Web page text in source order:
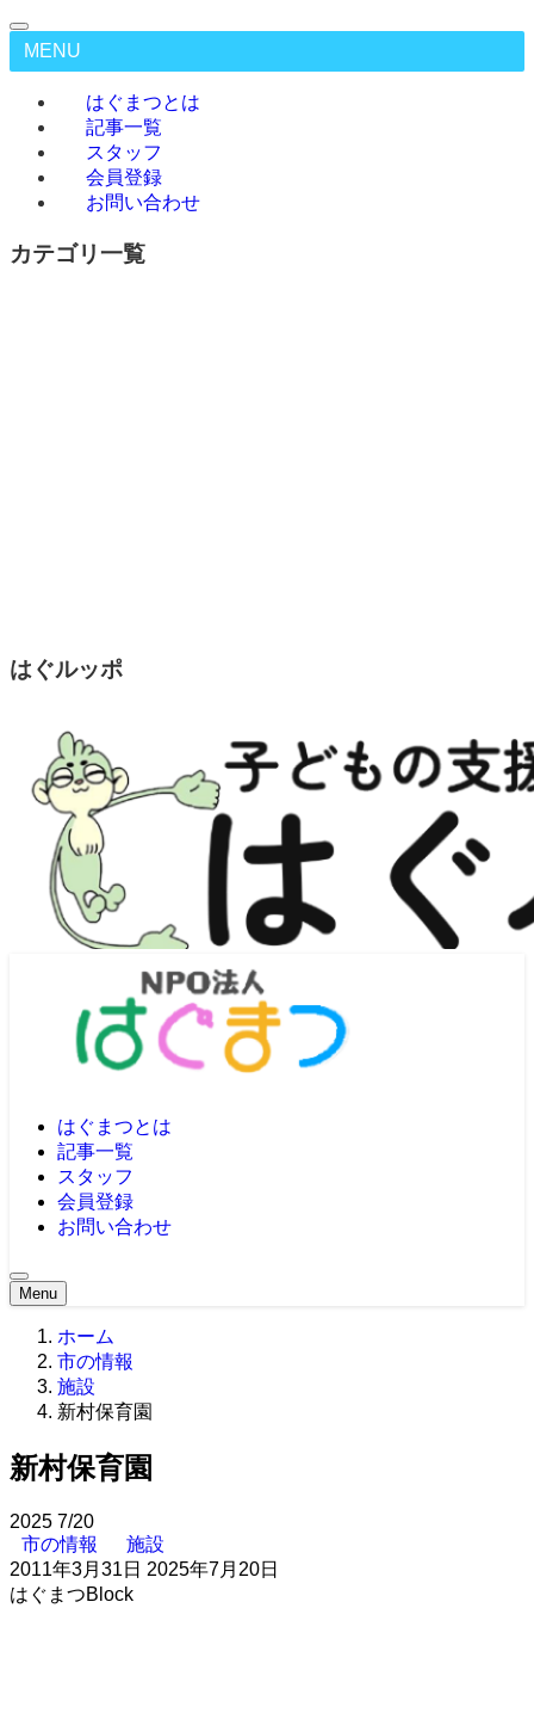
MENU
はぐまつとは
記事一覧
スタッフ
会員登録
お問い合わせ
カテゴリ一覧
はぐルッポ
はぐまつとは
記事一覧
スタッフ
会員登録
お問い合わせ
Menu
ホーム
市の情報
施設
新村保育園
新村保育園
2025 7/20
市の情報
施設
2011年3月31日 2025年7月20日
はぐまつBlock